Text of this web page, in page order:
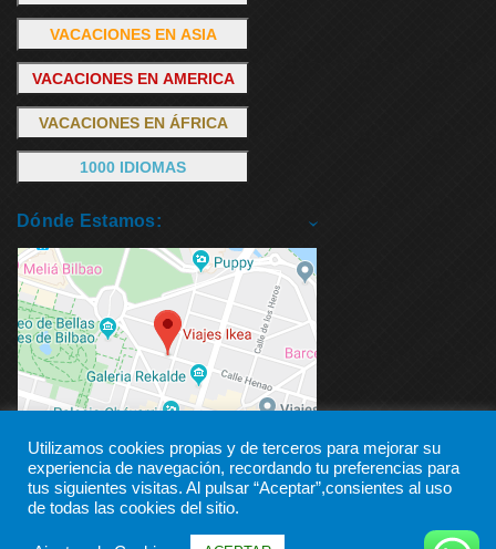
VACACIONES EN ASIA
VACACIONES EN AMERICA
VACACIONES EN ÁFRICA
1000 IDIOMAS
Dónde Estamos:
Utilizamos cookies propias y de terceros para mejorar su
experiencia de navegación, recordando tu preferencias para
tus siguientes visitas. Al pulsar “Aceptar”,consientes al uso
de todas las cookies del sitio.